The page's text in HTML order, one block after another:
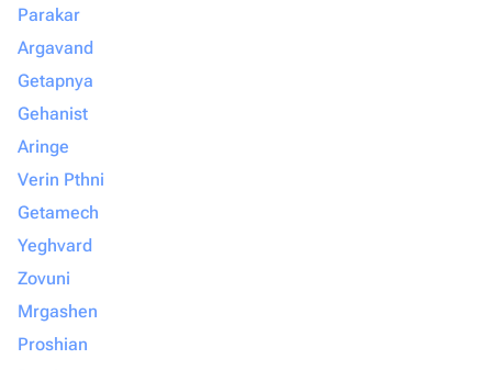
Parakar
Argavand
Getapnya
Gehanist
Aringe
Verin Pthni
Getamech
Yeghvard
Zovuni
Mrgashen
Proshian